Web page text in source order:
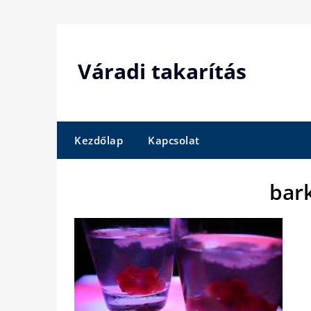
Váradi takarítás
Kezdőlap Kapcsolat